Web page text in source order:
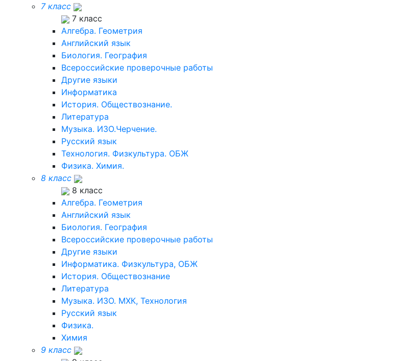
7 класс
7 класс
Алгебра. Геометрия
Английский язык
Биология. География
Всероссийские проверочные работы
Другие языки
Информатика
История. Обществознание.
Литература
Музыка. ИЗО.Черчение.
Русский язык
Технология. Физкультура. ОБЖ
Физика. Химия.
8 класс
8 класс
Алгебра. Геометрия
Английский язык
Биология. География
Всероссийские проверочные работы
Другие языки
Информатика. Физкультура, ОБЖ
История. Обществознание
Литература
Музыка. ИЗО. МХК, Технология
Русский язык
Физика.
Химия
9 класс